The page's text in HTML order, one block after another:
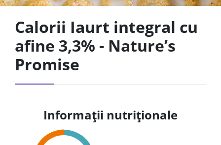
Calorii Iaurt integral cu
afine 3,3% - Nature’s
Promise
Informații nutriționale